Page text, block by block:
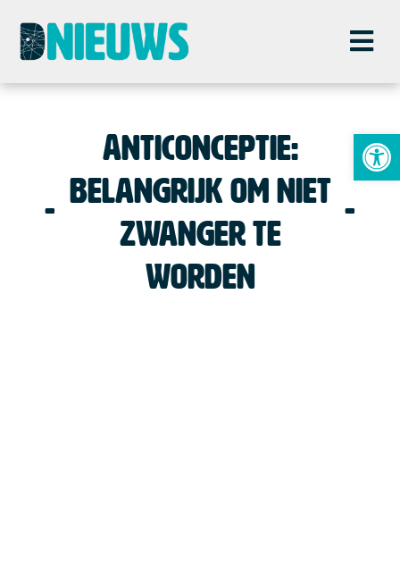
Anticonceptie:
belangrijk om niet
zwanger te
worden